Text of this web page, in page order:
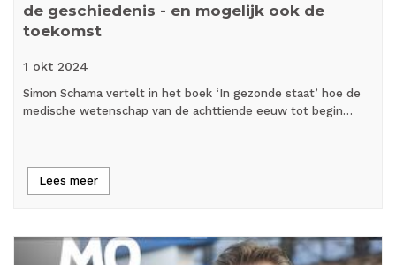
de geschiedenis - en mogelijk ook de
toekomst
1 okt 2024
Simon Schama vertelt in het boek ‘In gezonde staat’ hoe de
medische wetenschap van de achttiende eeuw tot begin…
Lees meer